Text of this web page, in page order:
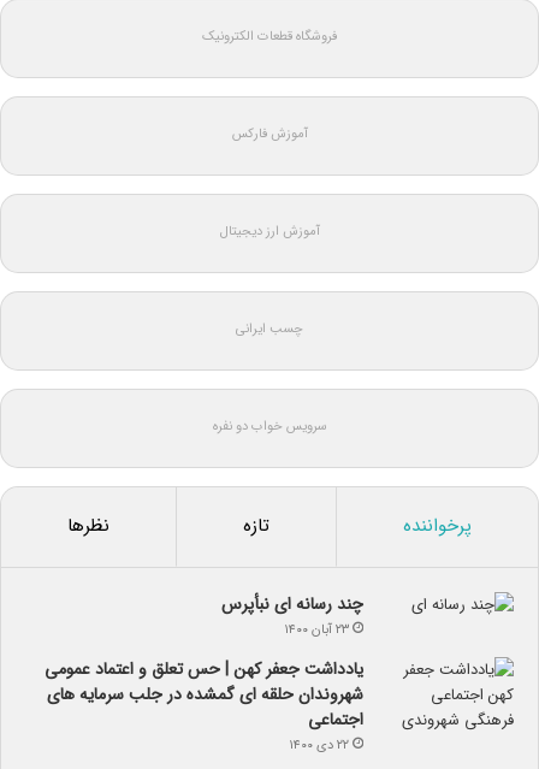
فروشگاه قطعات الکترونیک
آموزش فارکس
آموزش ارز دیجیتال
چسب ایرانی
سرویس خواب دو نفره
پرخواننده تازه نظرها
چند رسانه ای نبأپرس
۲۳ آبان ۱۴۰۰
یادداشت جعفر کهن | حس تعلق و اعتماد عمومی
شهروندان حلقه ای گمشده در جلب سرمایه های
اجتماعی
۲۲ دی ۱۴۰۰